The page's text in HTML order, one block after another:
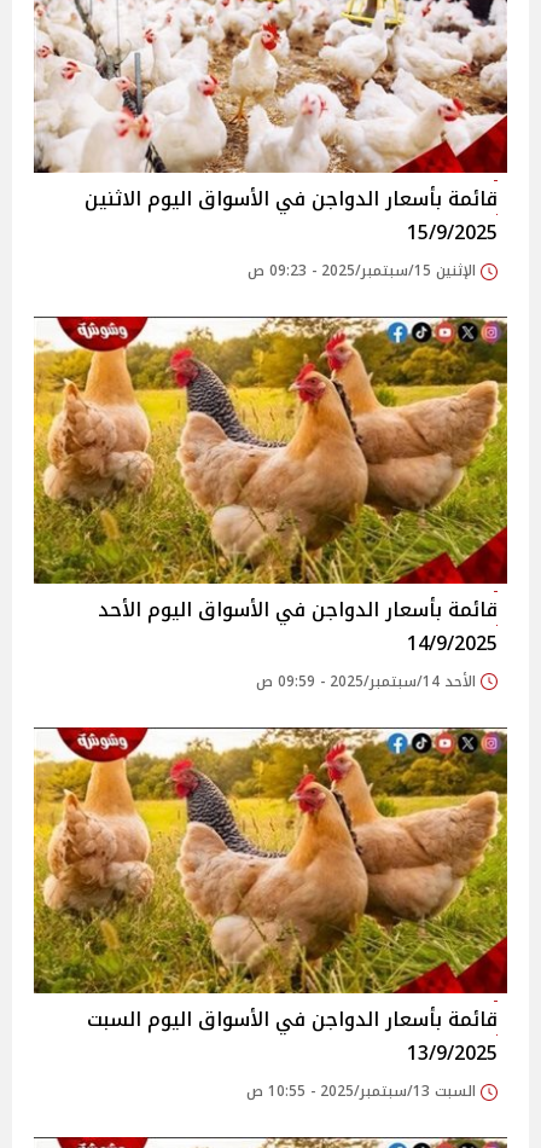
قائمة بأسعار الدواجن في الأسواق‎‎ اليوم الاثنين
15/9/2025
الإثنين 15/سبتمبر/2025 - 09:23 ص
قائمة بأسعار الدواجن في الأسواق‎‎ اليوم الأحد
14/9/2025
الأحد 14/سبتمبر/2025 - 09:59 ص
قائمة بأسعار الدواجن في الأسواق‎‎ اليوم السبت
13/9/2025
السبت 13/سبتمبر/2025 - 10:55 ص